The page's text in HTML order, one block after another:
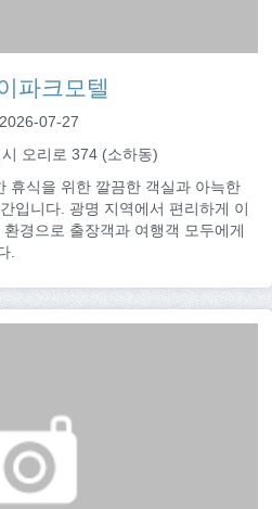
파크모텔
2026-07-27
오리로 374 (소하동)
휴식을 위한 깔끔한 객실과 아늑한
입니다. 광명 지역에서 편리하게 이
경으로 출장객과 여행객 모두에게
.